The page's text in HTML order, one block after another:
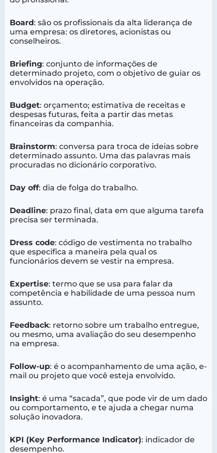
Board: são os profissionais da alta liderança de
uma empresa: os diretores, acionistas ou
conselheiros.
Briefing: conjunto de informações de
determinado projeto, com o objetivo de guiar os
envolvidos na operação.
Budget: orçamento; estimativa de receitas e
despesas futuras, feita a partir das metas
financeiras da companhia.
Brainstorm: conversa para troca de ideias sobre
determinado assunto. Uma das palavras mais
procuradas no dicionário corporativo.
Day off: dia de folga do trabalho.
Deadline: prazo final, data em que alguma tarefa
precisa ser terminada.
Dress code: código de vestimenta no trabalho
que especifica a maneira pela qual os
funcionários devem se vestir na empresa.
Expertise: termo que se usa para falar da
competência e habilidade de uma pessoa num
assunto.
Feedback: retorno sobre um trabalho entregue,
ou mesmo, uma avaliação do seu desempenho
na empresa.
Follow-up: é o acompanhamento de uma ação, e-
mail ou projeto que você esteja envolvido.
Insight: é uma “sacada”, que pode vir de um dado
ou comportamento, e te ajuda a chegar numa
solução inovadora.
KPI (Key Performance Indicator): indicador de
desempenho.